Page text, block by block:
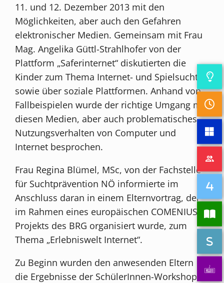
11. und 12. Dezember 2013 mit den
Möglichkeiten, aber auch den Gefahren
elektronischer Medien. Gemeinsam mit Frau
Mag. Angelika Güttl-Strahlhofer von der
Plattform „Saferinternet“ diskutierten die
Kinder zum Thema Internet- und Spielsucht
sowie über soziale Plattformen. Anhand von
Fallbeispielen wurde der richtige Umgang mit
diesen Medien, aber auch problematisches
Nutzungsverhalten von Computer und
Internet besprochen.
Frau Regina Blümel, MSc, von der Fachstelle
für Suchtprävention NÖ informierte im
Anschluss daran in einem Elternvortrag, der
im Rahmen eines europäischen COMENIUS-
Projekts des BRG organisiert wurde, zum
Thema „Erlebniswelt Internet“.
Zu Beginn wurden den anwesenden Eltern
die Ergebnisse der SchülerInnen-Workshops